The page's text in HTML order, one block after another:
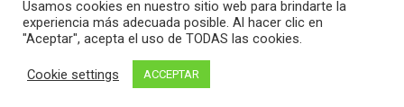
Mundo Kpop
Funciona gracias a:
Usamos cookies en nuestro sitio web para brindarte la
experiencia más adecuada posible. Al hacer clic en
"Aceptar", acepta el uso de TODAS las cookies.
Cookie settings ACCEPTAR